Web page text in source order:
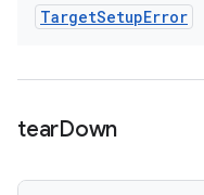
TargetSetupError
tearDown